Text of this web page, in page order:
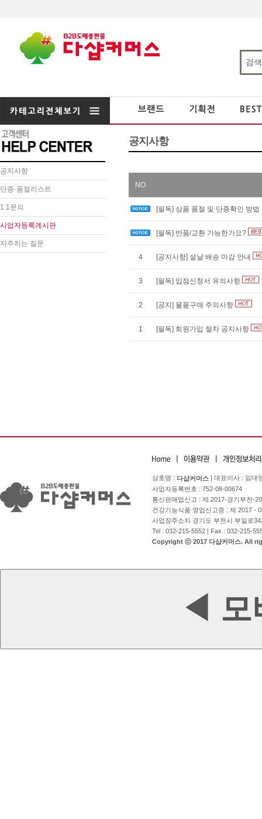
공지사항
단종·품절리스트
1:1문의
사업자등록게시판
자주하는 질문
공지사항
NO
[필독] 상품 품절 및 단종확인 방법
[필독] 반품/교환 가능한가요?
4 [공지사항] 설날 배송 마감 안내
3 [필독] 입점신청서 유의사항
2 [공지] 물품구매 주의사항
1 [필독] 회원가입 절차 공지사항
상호명 : 다샵커머스 | 대표이사 : 임대
사업자등록번호 : 752-08-00674
통신판매업신고 : 제 2017-경기부천-
건강기능식품 영업신고증 : 제 2017 -
사업장주소지 경기도 부천시 부일로
Tel : 032-215-5552 | Fax : 032-215-
Copyright ⓒ 2017 다샵커머스. All